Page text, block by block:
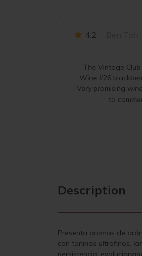
4.2
The Vintage
Wine #26
Very promising wine
to
Description
Presenta aromas de
con taninos ultrafinos,
persistencia,